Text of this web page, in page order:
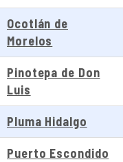
Ocotlán de
Morelos
Pinotepa de Don
Luis
Pluma Hidalgo
Puerto Escondido